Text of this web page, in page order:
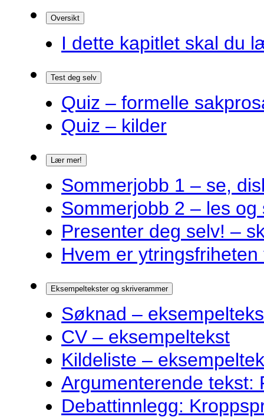
Oversikt
I dette kapitlet skal du
Test deg selv
Quiz – formelle
Quiz – kilder
Lær mer!
Sommerjobb 1 – se,
Sommerjobb 2 – les og
Presenter deg selv! –
Hvem er
Eksempeltekster og skriverammer
Søknad –
CV – eksempeltekst
Kildeliste –
Argumenterende tekst:
Debattinnlegg: